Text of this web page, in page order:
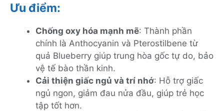
Ưu điểm:
Chống oxy hóa mạnh mẽ: Thành phần
chính là Anthocyanin và Pterostilbene từ
quả Blueberry giúp trung hòa gốc tự do, bảo
vệ tế bào thần kinh.
Cải thiện giấc ngủ và trí nhớ: Hỗ trợ giấc
ngủ ngon, giảm đau nửa đầu, giúp trẻ học
tập tốt hơn.